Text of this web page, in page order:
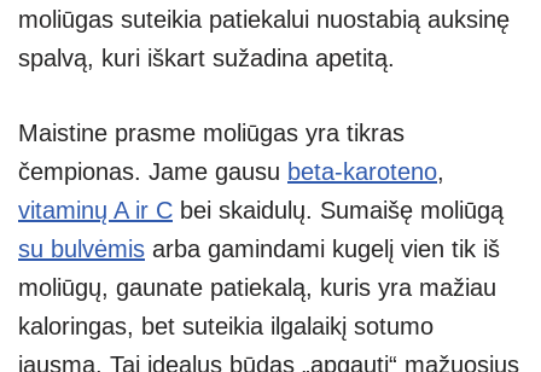
moliūgas suteikia patiekalui nuostabią auksinę
spalvą, kuri iškart sužadina apetitą.
Maistine prasme moliūgas yra tikras
čempionas. Jame gausu beta-karoteno,
vitaminų A ir C bei skaidulų. Sumaišę moliūgą
su bulvėmis arba gamindami kugelį vien tik iš
moliūgų, gaunate patiekalą, kuris yra mažiau
kaloringas, bet suteikia ilgalaikį sotumo
jausmą. Tai idealus būdas „apgauti“ mažuosius